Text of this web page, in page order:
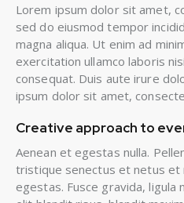
Lorem ipsum dolor sit amet,
sed do eiusmod tempor
magna aliqua. Ut enim ad
exercitation ullamco laboris
consequat. Duis aute irure
ipsum dolor sit amet,
Creative approach to
Aenean et egestas nulla.
tristique senectus et netus et
egestas. Fusce gravida,